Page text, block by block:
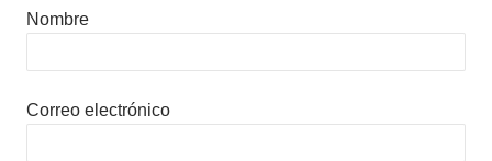
Nombre
Correo electrónico